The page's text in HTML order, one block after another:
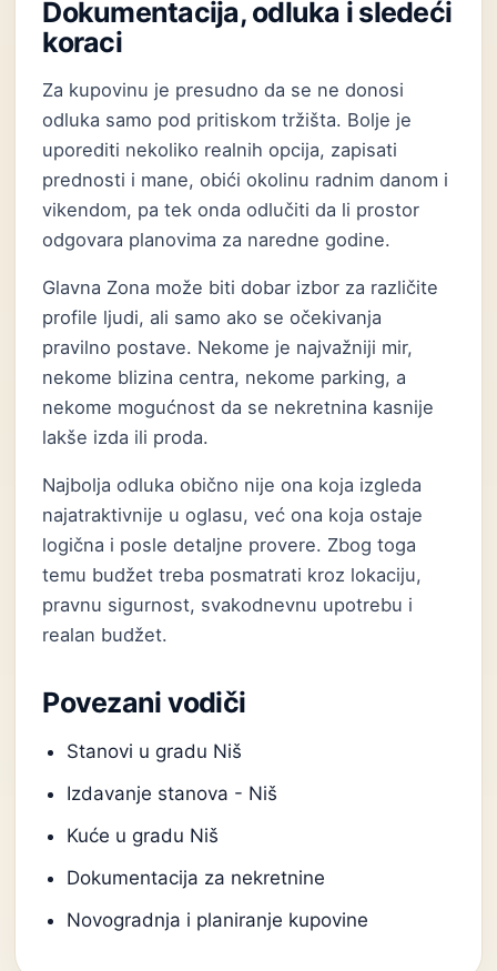
Dokumentacija, odluka i sledeći
koraci
Za kupovinu je presudno da se ne donosi
odluka samo pod pritiskom tržišta. Bolje je
uporediti nekoliko realnih opcija, zapisati
prednosti i mane, obići okolinu radnim danom i
vikendom, pa tek onda odlučiti da li prostor
odgovara planovima za naredne godine.
Glavna Zona može biti dobar izbor za različite
profile ljudi, ali samo ako se očekivanja
pravilno postave. Nekome je najvažniji mir,
nekome blizina centra, nekome parking, a
nekome mogućnost da se nekretnina kasnije
lakše izda ili proda.
Najbolja odluka obično nije ona koja izgleda
najatraktivnije u oglasu, već ona koja ostaje
logična i posle detaljne provere. Zbog toga
temu budžet treba posmatrati kroz lokaciju,
pravnu sigurnost, svakodnevnu upotrebu i
realan budžet.
Povezani vodiči
Stanovi u gradu Niš
Izdavanje stanova - Niš
Kuće u gradu Niš
Dokumentacija za nekretnine
Novogradnja i planiranje kupovine